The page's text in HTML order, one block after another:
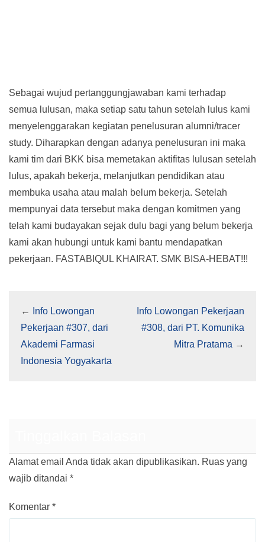
Sebagai wujud pertanggungjawaban kami terhadap
semua lulusan, maka setiap satu tahun setelah lulus kami
menyelenggarakan kegiatan penelusuran alumni/tracer
study. Diharapkan dengan adanya penelusuran ini maka
kami tim dari BKK bisa memetakan aktifitas lulusan setelah
lulus, apakah bekerja, melanjutkan pendidikan atau
membuka usaha atau malah belum bekerja. Setelah
mempunyai data tersebut maka dengan komitmen yang
telah kami budayakan sejak dulu bagi yang belum bekerja
kami akan hubungi untuk kami bantu mendapatkan
pekerjaan. FASTABIQUL KHAIRAT. SMK BISA-HEBAT!!!
←
Info Lowongan
Pekerjaan #307, dari
Akademi Farmasi
Indonesia Yogyakarta
Info Lowongan Pekerjaan
#308, dari PT. Komunika
Mitra Pratama →
Alamat email Anda tidak akan dipublikasikan. Ruas yang
wajib ditandai *
Komentar *